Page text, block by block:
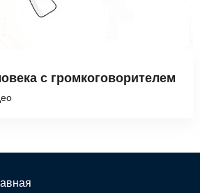
с громкоговорителем